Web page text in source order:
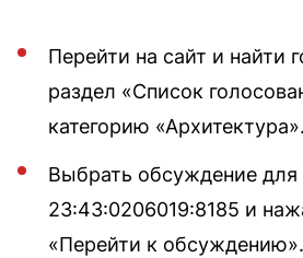
Перейти на сайт и найти
раздел «Список
категорию «Архитектура».
Выбрать обсуждение для
23:43:0206019:8185 и
«Перейти к обсуждению».